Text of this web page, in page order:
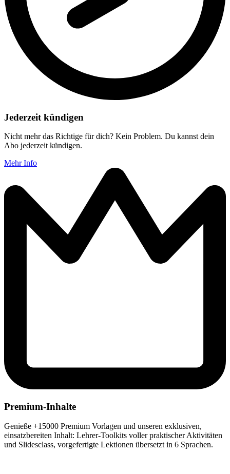
Jederzeit kündigen
Nicht mehr das Richtige für dich? Kein Problem. Du kannst dein
Abo jederzeit kündigen.
Mehr Info
Premium-Inhalte
Genieße +15000 Premium Vorlagen und unseren exklusiven,
einsatzbereiten Inhalt: Lehrer-Toolkits voller praktischer Aktivitäten
und Slidesclass, vorgefertigte Lektionen übersetzt in 6 Sprachen.